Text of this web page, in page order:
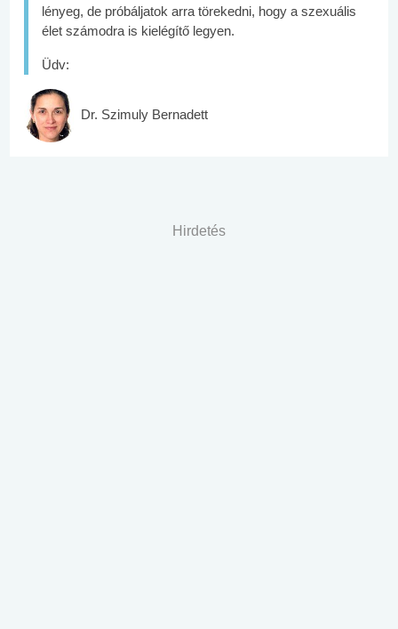
lényeg, de próbáljatok arra törekedni, hogy a szexuális
élet számodra is kielégítő legyen.
Üdv:
Dr. Szimuly Bernadett
Hirdetés